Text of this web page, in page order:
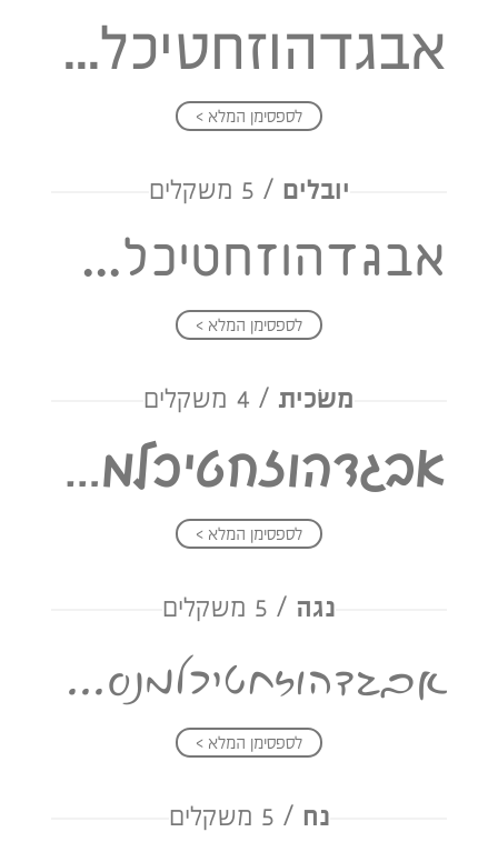
אבגדהוזחטיכלמנסעפצקרשת
לספסימן המלא >
יובלים / 5 משקלים
אבגדהוזחטיכלמנסעפצקרשת
לספסימן המלא >
משׂכית / 4 משקלים
אבגדהוזחטיכלמנסעפצקרשת
לספסימן המלא >
נגה / 5 משקלים
אבגדהוזחטיכלמנסעפצקרשת
לספסימן המלא >
נח / 5 משקלים